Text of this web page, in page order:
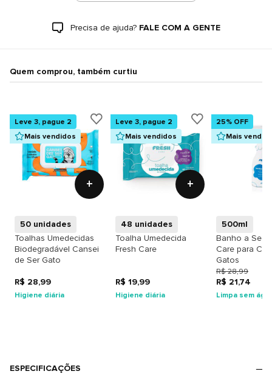
Precisa de ajuda? FALE COM A GENTE
Quem comprou, também curtiu
Leve 3, pague 2
Mais vendidos
+
50 unidades
Toalhas Umedecidas
Biodegradável Cansei
de Ser Gato
R$ 28,99
Higiene diária
Leve 3, pague 2
Mais vendidos
+
48 unidades
Toalha Umedecida
Fresh Care
R$ 19,99
Higiene diária
25% OFF
Mais
500ml
Banho a
Care para
Gatos
R$ 28,99
R$ 21,74
Limpa sem
ESPECIFICAÇÕES